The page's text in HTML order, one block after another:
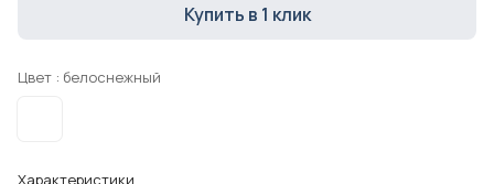
Купить в 1 клик
Цвет : белоснежный